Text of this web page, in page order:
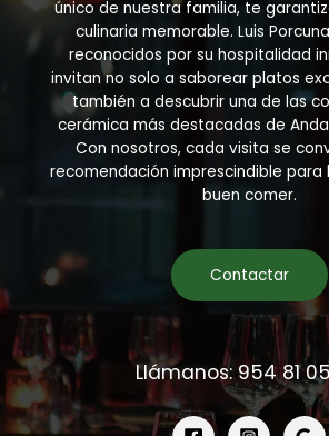
único de nuestra familia, te
culinaria memorable. Luis
reconocidos por su hospitalidad
invitan no solo a saborear platos
también a descubrir una de las
cerámica más destacadas de
Con nosotros, cada visita se
recomendación imprescindible para
buen comer.
Contactar
Llámanos: 954 81